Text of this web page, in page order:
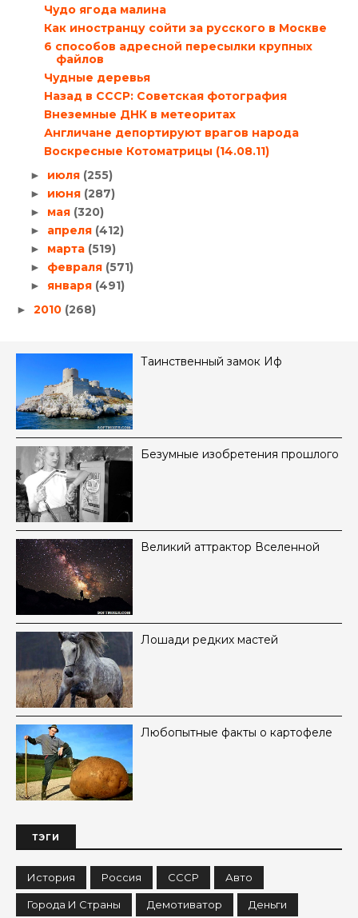
Чудо ягода малина
Как иностранцу сойти за русского в Москве
6 способов адресной пересылки крупных
файлов
Чудные деревья
Назад в СССР: Советская фотография
Внеземные ДНК в метеоритах
Англичане депортируют врагов народа
Воскресные Котоматрицы (14.08.11)
► июля (255)
► июня (287)
► мая (320)
► апреля (412)
► марта (519)
► февраля (571)
► января (491)
► 2010 (268)
Таинственный замок Иф
Безумные изобретения прошлого
Великий аттрактор Вселенной
Лошади редких мастей
Любопытные факты о картофеле
ТЭГИ
История Россия СССР Авто
Города И Страны Демотиватор Деньги